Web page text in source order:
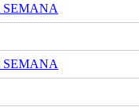
SEMANA
SEMANA